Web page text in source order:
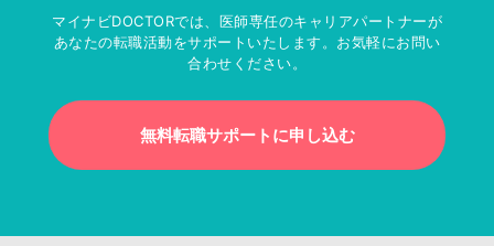
マイナビDOCTORでは、医師専任のキャリアパートナーが
あなたの転職活動をサポートいたします。お気軽にお問い
合わせください。
無料転職サポートに申し込む